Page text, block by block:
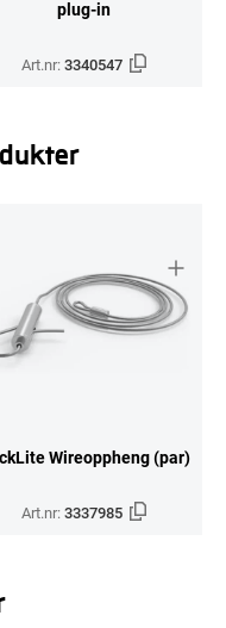
plug-in
Art.nr:3340547
Wireoppheng (par)
Art.nr:3337985